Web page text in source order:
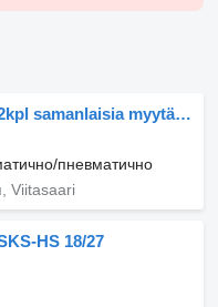
Langendorf 2kpl samanlaisia myytävänä
пневматично
Viitasaari
HS 18/27